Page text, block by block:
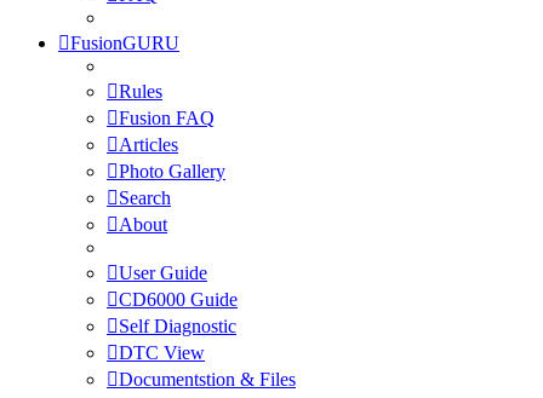
FusionGURU
Rules
Fusion FAQ
Articles
Photo Gallery
Search
About
User Guide
CD6000 Guide
Self Diagnostic
DTC View
Documentstion & Files